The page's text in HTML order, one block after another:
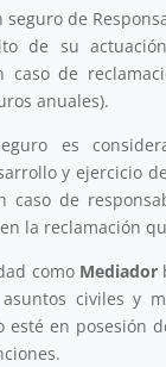
seguro de
de su
caso de
anuales).
es
y ejercicio
caso de
la reclamación
como Mediador
civiles y
esté en posesión